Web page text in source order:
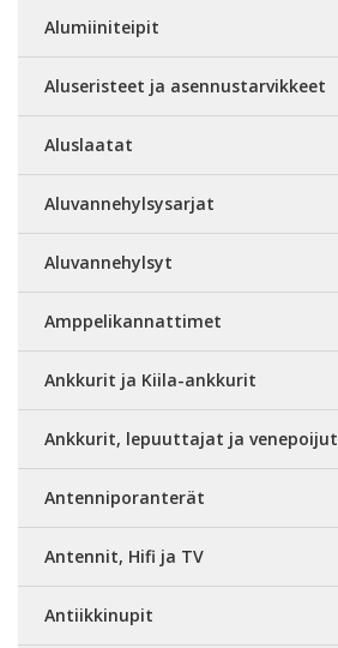
Alumiiniteipit
Aluseristeet ja asennustarvikkeet
Aluslaatat
Aluvannehylsysarjat
Aluvannehylsyt
Amppelikannattimet
Ankkurit ja Kiila-ankkurit
Ankkurit, lepuuttajat ja venepoijut
Antenniporanterät
Antennit, Hifi ja TV
Antiikkinupit